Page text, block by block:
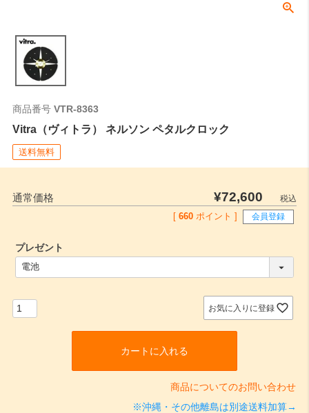
商品番号 VTR-8363
Vitra（ヴィトラ） ネルソン ペタルクロック
送料無料
通常価格 ¥72,600
税込
660 ポイント ] 会員登録
プレゼント
必
お気に入りに登録
カートに入れる
商品についてのお問い合わせ
※沖縄・その他離島は別途送料加算→